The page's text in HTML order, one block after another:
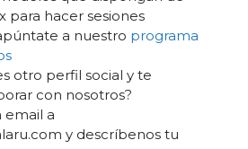
para hacer sesiones
a nuestro programa
otro perfil social y te
con nosotros?
email a
y descríbenos tu